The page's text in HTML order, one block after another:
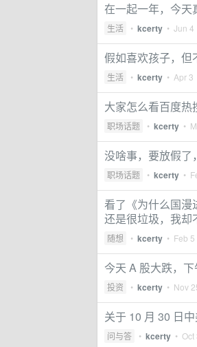
在一起一年，今天
生活 • kcerty • Jun 4
假如喜欢孩子，但
生活 • kcerty • Apr 3
大家怎么看百度热
职场话题 • kcerty •
没啥事，要放假了
职场话题 • kcerty •
看了《为什么国漫
还是很垃圾，我却
随想 • kcerty • Feb 5
今天 A 股大跌，
投资 • kcerty • Nov
关于 10 月 30 日
问与答 • kcerty • Oct